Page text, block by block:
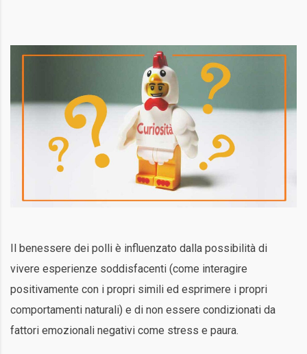
Il benessere dei polli è influenzato dalla possibilità di
vivere esperienze soddisfacenti (come interagire
positivamente con i propri simili ed esprimere i propri
comportamenti naturali) e di non essere condizionati da
fattori emozionali negativi come stress e paura.